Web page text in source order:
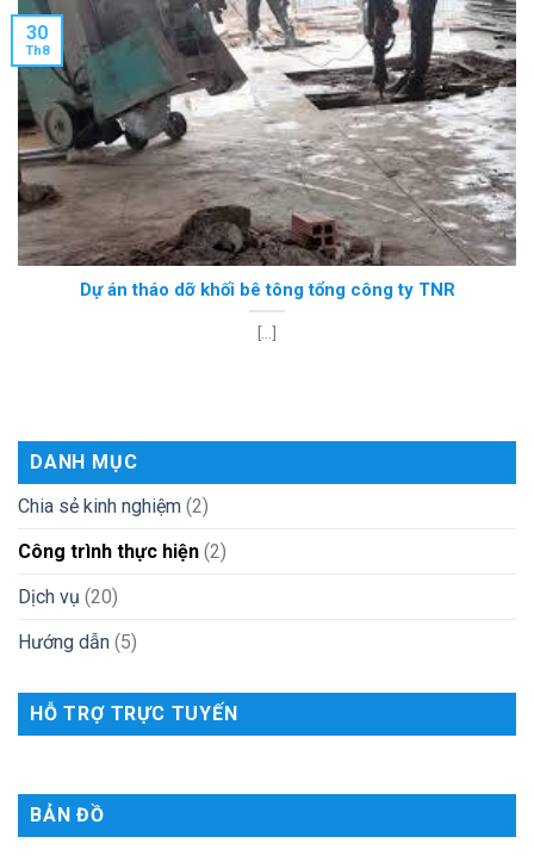
Dự án tháo dỡ khối bê tông tổng công ty TNR
[...]
30
Th8
DANH MỤC
Chia sẻ kinh nghiệm (2)
Công trình thực hiện (2)
Dịch vụ (20)
Hướng dẫn (5)
HỖ TRỢ TRỰC TUYẾN
BẢN ĐỒ